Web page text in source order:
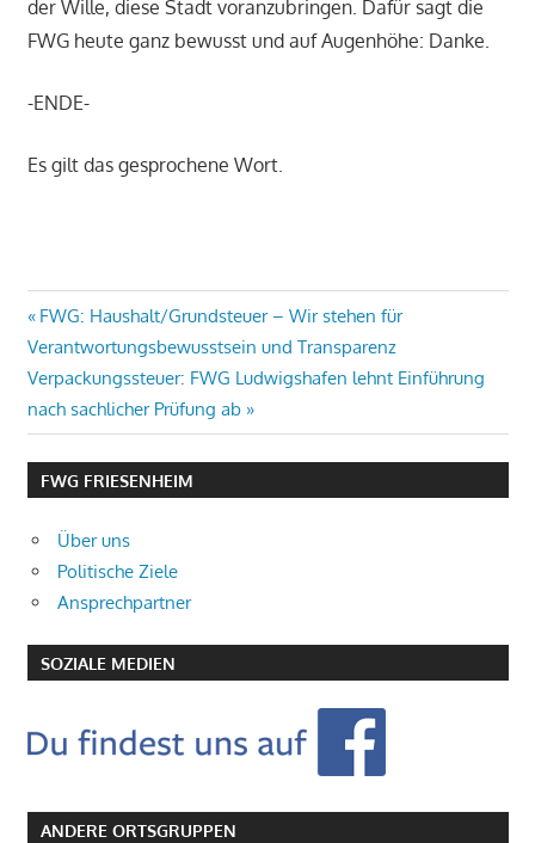
der Wille, diese Stadt voranzubringen. Dafür sagt die
FWG heute ganz bewusst und auf Augenhöhe: Danke.
-ENDE-
Es gilt das gesprochene Wort.
Beitragsnavigation
Vorheriger
Beitrag:
FWG: Haushalt/Grundsteuer – Wir stehen für
Verantwortungsbewusstsein und Transparenz
Nächster
Beitrag:
Verpackungssteuer: FWG Ludwigshafen lehnt Einführung
nach sachlicher Prüfung ab
FWG FRIESENHEIM
Über uns
Politische Ziele
Ansprechpartner
SOZIALE MEDIEN
ANDERE ORTSGRUPPEN